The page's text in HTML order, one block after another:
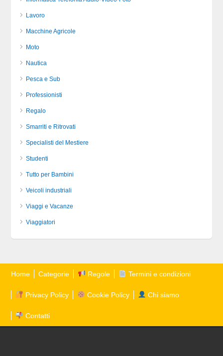
Lavoro
Macchine Agricole
Moto
Nautica
Pesca e Sub
Professionisti
Regalo
Smarriti e Ritrovati
Specialisti del Mestiere
Studenti
Tutto per Bambini
Veicoli industriali
Viaggi e Vacanze
Viaggiatori
Home Categorie Regole Termini e condizioni
Privacy Policy Cookie Policy Chi siamo
Contatti